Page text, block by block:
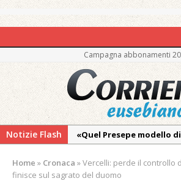
Campagna abbonamenti
Notizie Flash
«Quel Presepe modello
Ringraziamento:
Home » Cronaca »Vercelli: perde il controllo
finisce sul sagrato del duomo